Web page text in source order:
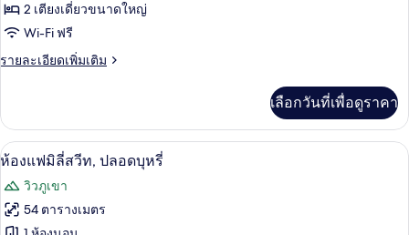
Floor)
ดี
ลัก
ซ์,
บุหรี่
(Grand
Executive
Floor)
2 เตียงเดี่ยวขนาดใหญ่
Wi-Fi ฟรี
รายละเอียดเพิ่มเติม
ราย
เกี่ยว
กับ
ห้อง
ลัก
ซ์,
ปลอด
เลือกวันที่เพื่อดูราคา
เปิด
ภาพถ่าย
ทั้งหมด
ห้องแฟมิลี่สวีท, ปลอดบุหรี่ | เตียง
11
ห้องแฟมิลี่สวีท, ปลอดบุหรี่
วิวภูเขา
54 ตารางเมตร